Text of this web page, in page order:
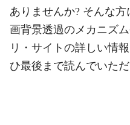
ありませんか? そんな
画背景透過のメカニズ
リ・サイトの詳しい情
ひ最後まで読んでいた